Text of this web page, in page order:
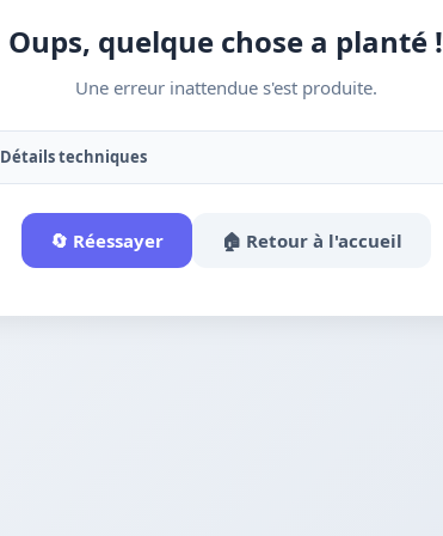
Oups, quelque chose a planté !
Une erreur inattendue s'est produite.
Détails techniques
🔄 Réessayer 🏠 Retour à l'accueil